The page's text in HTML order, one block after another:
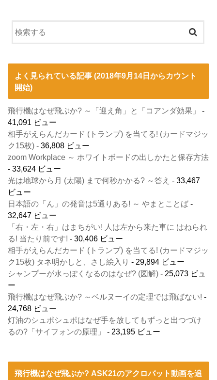
よく見られている記事 (2018年9月14日からカウント
開始)
飛行機はなぜ飛ぶか? ～「迎え角」と「コアンダ効果」
-
41,091 ビュー
相手がえらんだカード (トランプ) を当てる! (カードマジッ
ク15枚) - 36,808 ビュー
zoom Workplace ～ ホワイトボードの出しかたと保存方法
- 33,624 ビュー
光は地球から月 (太陽) まで何秒かかる? ～答え - 33,467
ビュー
日本語の「ん」の発音は5通りある! ～ やまとことば -
32,647 ビュー
「右・左・右」はまちがい! 人は左から来た車に はねられ
る! 当たり前です! - 30,406 ビュー
相手がえらんだカード (トランプ) を当てる! (カードマジッ
ク15枚) タネ明かしと、さし絵入り - 29,894 ビュー
シャンプーが水っぽくなるのはなぜ? (図解) - 25,073 ビュ
ー
飛行機はなぜ飛ぶか? ～ベルヌーイの定理では飛ばない! -
24,768 ビュー
灯油のシュポシュポはなぜ手を放してもずっと出つづけ
るの?「サイフォンの原理」
- 23,195 ビュー
飛行機はなぜ飛ぶか? ASK21のアクロバット動画を追